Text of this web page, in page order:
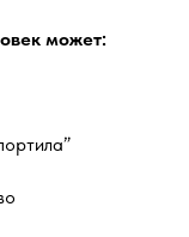
может: